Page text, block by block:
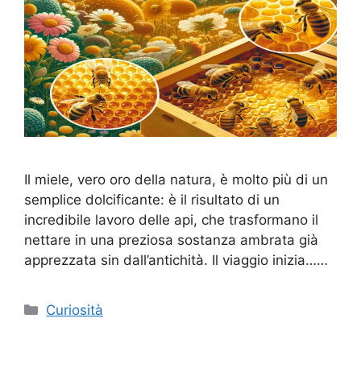
Il miele, vero oro della natura, è molto più di un
semplice dolcificante: è il risultato di un
incredibile lavoro delle api, che trasformano il
nettare in una preziosa sostanza ambrata già
apprezzata sin dall’antichità. Il viaggio inizia……
Categorie
Curiosità